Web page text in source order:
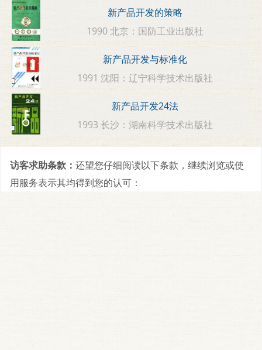
新产品开发的策略
1990 北京：国防工业出版社
新产品开发与标准化
1991 沈阳：辽宁科学技术出版社
新产品开发24法
1993 长沙：湖南科学技术出版社
访客求助条款： 还望您仔细阅读以下条款，继续浏览或使
用服务表示其均得到您的认可：